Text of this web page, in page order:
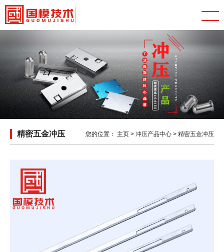
精密五金冲压 您的位置： 主页 > 冲压产品中心 > 精密五金冲压